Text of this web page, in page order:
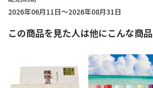
2026年06月11日～2026年08月31日
この商品を見た人は他にこんな商